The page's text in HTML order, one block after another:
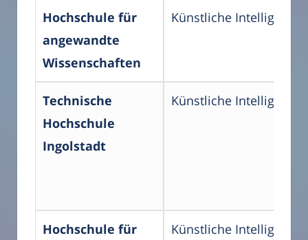
Hochschule für
angewandte
Wissenschaften
Künstliche Intelligenz
Technische
Hochschule
Ingolstadt
Künstliche Intelligenz
Hochschule für
Künstliche Intelligenz